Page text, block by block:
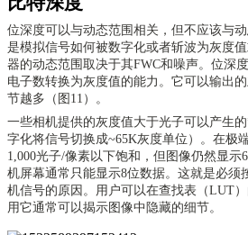
位深度可以与动态范围相关，但不应该与
是模拟信号如何被数字化或者斩波为灰度
器的动态范围取决于其FWC和噪声。位深
电子数转换为灰度值的能力。它可以输出
节越多（图11）。
一些相机提供的灰度值大于光子可以产生
字化将信号切换成~65K灰度单位）。在极
1,000光子/像素以下饱和，但图像仍然显示
机屏幕通常只能显示8位数据。这就是必须
机信号的原因。用户可以在查找表（LUT
用它通常可以揭示图像中隐藏的细节。